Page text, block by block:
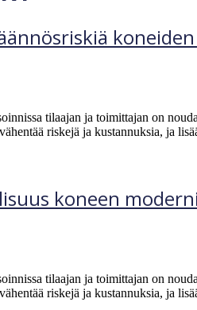
tilaajan ja toimittajan on
riskejä ja kustannuksia, ja
koneen
tilaajan ja toimittajan on
riskejä ja kustannuksia, ja